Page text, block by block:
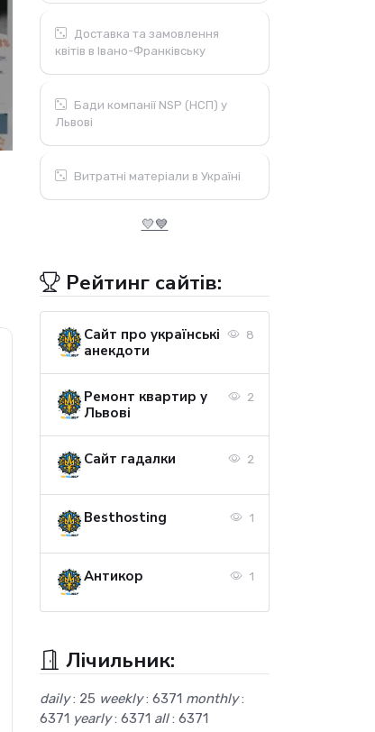
Доставка та замовлення
квітів в Івано-Франківську
Бади компанії NSP (НСП) у
Львові
Витратні матеріали в Україні
💛💙
Рейтинг сайтів:
Сайт про українські
анекдоти
8
Ремонт квартир у
Львові
2
Сайт гадалки 2
Besthosting 1
Антикор 1
Лічильник:
daily: 25 weekly: 6371 monthly:
6371 yearly: 6371 all: 6371